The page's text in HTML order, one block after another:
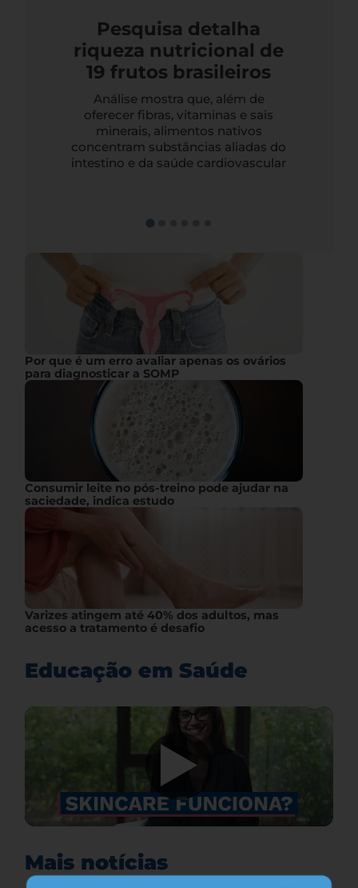
Pesquisa detalha
riqueza nutricional de
19 frutos brasileiros
Análise mostra que, além de
oferecer fibras, vitaminas e sais
minerais, alimentos nativos
concentram substâncias aliadas do
intestino e da saúde cardiovascular
Por que é um erro avaliar apenas os ovários
para diagnosticar a SOMP
Consumir leite no pós-treino pode ajudar na
saciedade, indica estudo
Varizes atingem até 40% dos adultos, mas
acesso a tratamento é desafio
Educação em Saúde
Mais notícias